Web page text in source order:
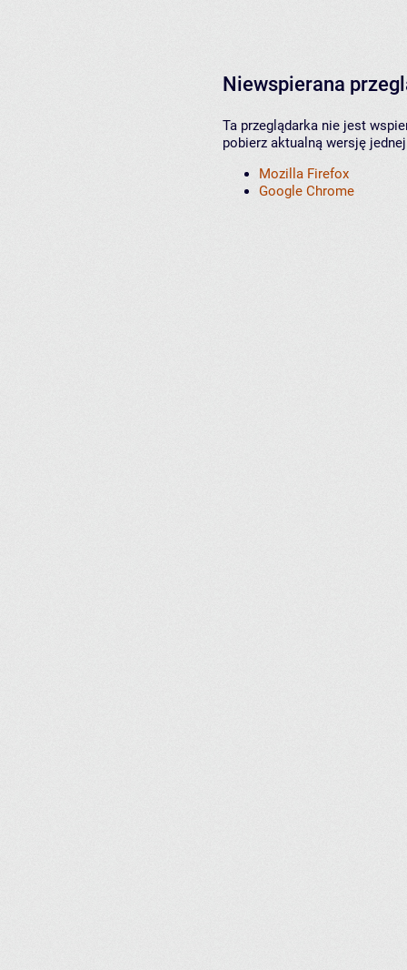
Niewspierana
Ta przeglądarka nie jest
pobierz aktualną wersję
Mozilla Firefox
Google Chrome